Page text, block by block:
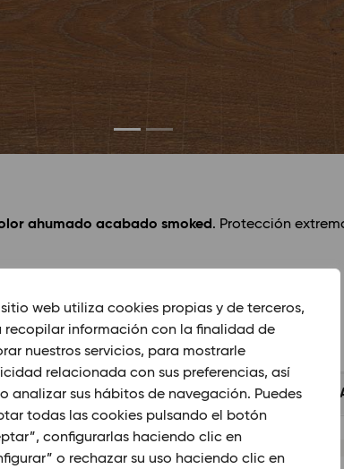
sitio web utiliza cookies propias y de terceros,
recopilar información con la finalidad de
nuestros servicios, para mostrarle
relacionada con sus preferencias, así
analizar sus hábitos de navegación. Puedes
todas las cookies pulsando el botón
configurarlas haciendo clic en
o rechazar su uso haciendo clic en
ahumado acabado smoked . Protección
LIMPIEZA Y MANTENIMIENTO
mm)